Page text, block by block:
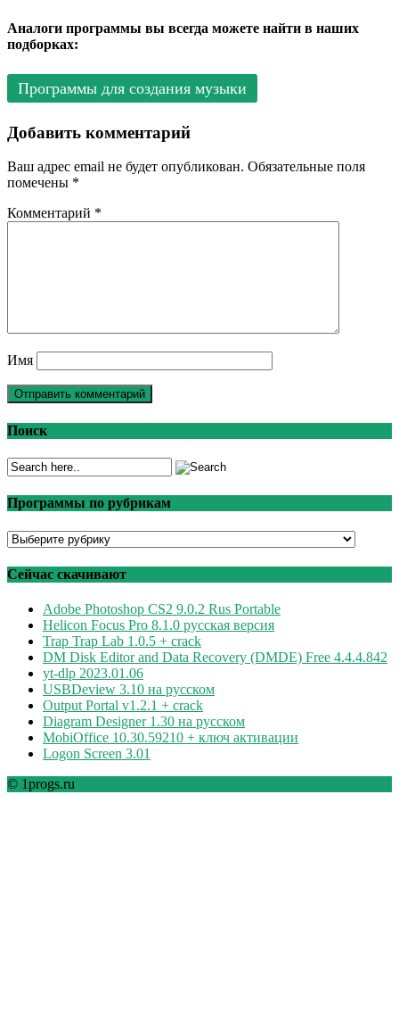
Аналоги программы вы всегда можете найти в наших
подборках:
Программы для создания музыки
Добавить комментарий
Ваш адрес email не будет опубликован. Обязательные поля
помечены *
Комментарий *
Имя
Поиск
Программы по рубрикам
Программы
рубрикам
Сейчас скачивают
Adobe Photoshop CS2 9.0.2 Rus Portable
Helicon Focus Pro 8.1.0 русская версия
Trap Trap Lab 1.0.5 + crack
DM Disk Editor and Data Recovery (DMDE) Free 4.4.4.842
yt-dlp 2023.01.06
USBDeview 3.10 на русском
Output Portal v1.2.1 + crack
Diagram Designer 1.30 на русском
MobiOffice 10.30.59210 + ключ активации
Logon Screen 3.01
© 1progs.ru